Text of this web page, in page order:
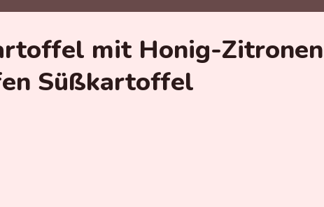
mit Honig-Zitronen
Süßkartoffel